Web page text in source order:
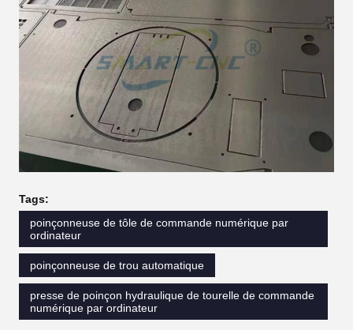
Tags:
poinçonneuse de tôle de commande numérique par
ordinateur
poinçonneuse de trou automatique
presse de poinçon hydraulique de tourelle de commande
numérique par ordinateur